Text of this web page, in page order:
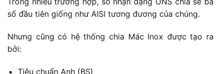
số đầu tiên giống như AISI tương đương của chúng.
Nhưng cũng có hệ thống chia Mác Inox được tạo ra
bởi:
Tiêu chuẩn Anh (BS)